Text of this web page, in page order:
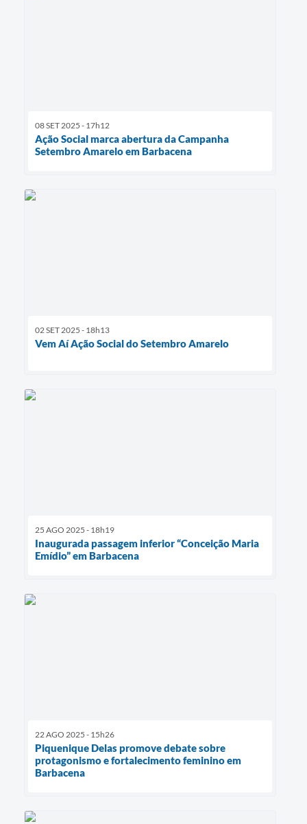
08 SET 2025 - 17h12
Ação Social marca abertura da Campanha
Setembro Amarelo em Barbacena
02 SET 2025 - 18h13
Vem Aí Ação Social do Setembro Amarelo
25 AGO 2025 - 18h19
Inaugurada passagem inferior “Conceição Maria
Emídio” em Barbacena
22 AGO 2025 - 15h26
Piquenique Delas promove debate sobre
protagonismo e fortalecimento feminino em
Barbacena